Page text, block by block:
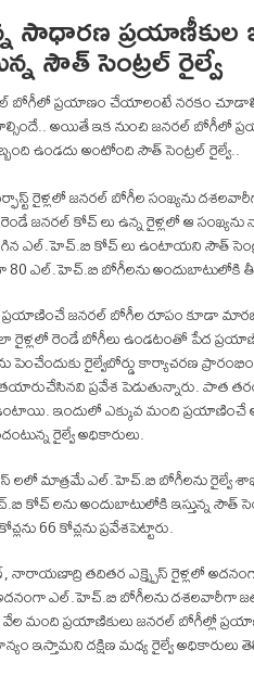
సాధారణ ప్రయాణీకుల
సౌత్ సెంట్రల్ రైల్వే
బోగీలో ప్రయాణం చేయాలంటే నరకం
అయితే ఇక నుంచి జనరల్ బోగీలో
ఉండదు అంటోంది సౌత్ సెంట్రల్ రైల్వే..
రైళ్లలో జనరల్ బోగీల సంఖ్యను
జనరల్ కోచ్ లు ఉన్న రైళ్లలో ఆ సంఖ్యను
ఎల్.హెచ్.బి కోచ్ లు ఉంటాయని సౌత్
80 ఎల్.హెచ్.బి బోగీలను అందుబాటులోకి
ప్రయాణించే జనరల్ బోగీల రూపం కూడా
రెండే బోగీలు ఉండటంతో పేద
పెంచేందుకు రైల్వేబోర్డు కార్యాచరణ
ప్రవేశ పెడుతున్నారు. పాత
ఇందులో ఎక్కువ మంది ప్రయాణించే
రైల్వే అధికారులు.
లలో మాత్రమే ఎల్.హెచ్.బి బోగీలను రైల్వే
లను అందుబాటులోకి ఇస్తున్న సౌత్
66 కోచ్లను ప్రవేశపెట్టారు.
నారాయణాద్రి తదితర ఎక్స్ప్రెస్ రైళ్లలో
ఎల్.హెచ్.బి బోగీలను దశలవారీగా
మంది ప్రయాణికులు జనరల్ బోగీల్లో
ఇస్తామని దక్షిణ మధ్య రైల్వే అధికారులు